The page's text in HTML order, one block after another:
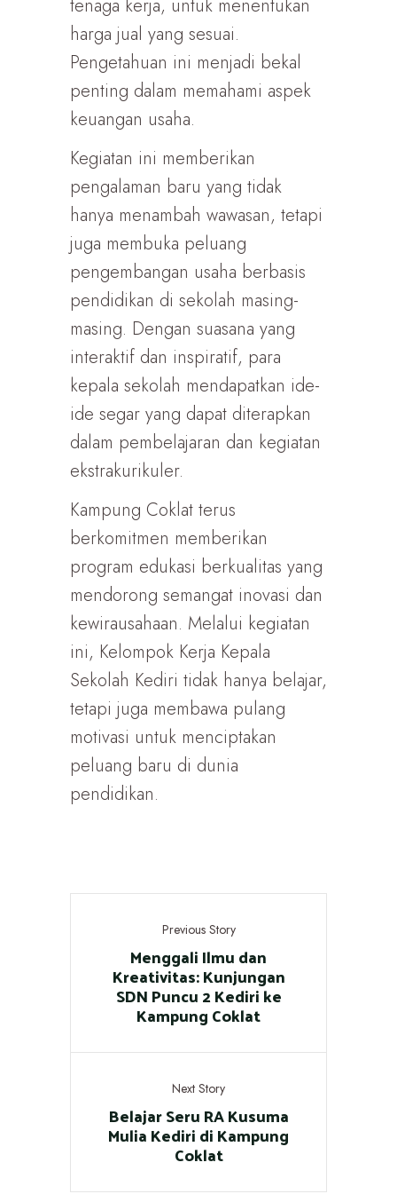
tenaga kerja, untuk menentukan
harga jual yang sesuai.
Pengetahuan ini menjadi bekal
penting dalam memahami aspek
keuangan usaha.
Kegiatan ini memberikan
pengalaman baru yang tidak
hanya menambah wawasan, tetapi
juga membuka peluang
pengembangan usaha berbasis
pendidikan di sekolah masing-
masing. Dengan suasana yang
interaktif dan inspiratif, para
kepala sekolah mendapatkan ide-
ide segar yang dapat diterapkan
dalam pembelajaran dan kegiatan
ekstrakurikuler.
Kampung Coklat terus
berkomitmen memberikan
program edukasi berkualitas yang
mendorong semangat inovasi dan
kewirausahaan. Melalui kegiatan
ini, Kelompok Kerja Kepala
Sekolah Kediri tidak hanya belajar,
tetapi juga membawa pulang
motivasi untuk menciptakan
peluang baru di dunia
pendidikan.
Previous Story
Menggali Ilmu dan
Kreativitas: Kunjungan
SDN Puncu 2 Kediri ke
Kampung Coklat
Next Story
Belajar Seru RA Kusuma
Mulia Kediri di Kampung
Coklat